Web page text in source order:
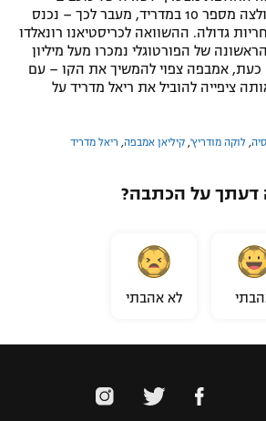
גדולים שלבשו את החולצה מספר 10 במדריד, מעבר לכך – נכנס
גדולה. ההשוואה לכריסטיאנו רונאלדו
של הפורטוגלי נמכרו מעל מיליון
עם המספר 9. כעת, אמבפה צפוי להמשיך את הקו – עם
ציפייה להוביל את ריאל מדריד על
, לוקה מודריץ', קיליאן אמבפה, ריאל מדריד
דעתך על הכתבה?
לא אהבתי